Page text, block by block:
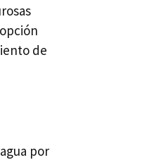
de
por